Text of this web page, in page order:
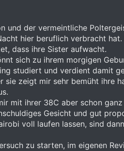
und der vermeintliche
hier beruflich verbracht
dass ihre Sister aufwacht.
sich zu ihrem morgigen
studiert und verdient damit
sie zeigt mir sehr bemüht ihre
mit ihrer 38C aber schon
Gesicht und gut
voll laufen lassen, sind
zu starten, im eigenen